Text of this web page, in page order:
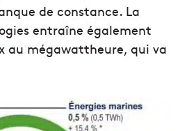
de constance. La
entraîne également
au mégawattheure, qui va